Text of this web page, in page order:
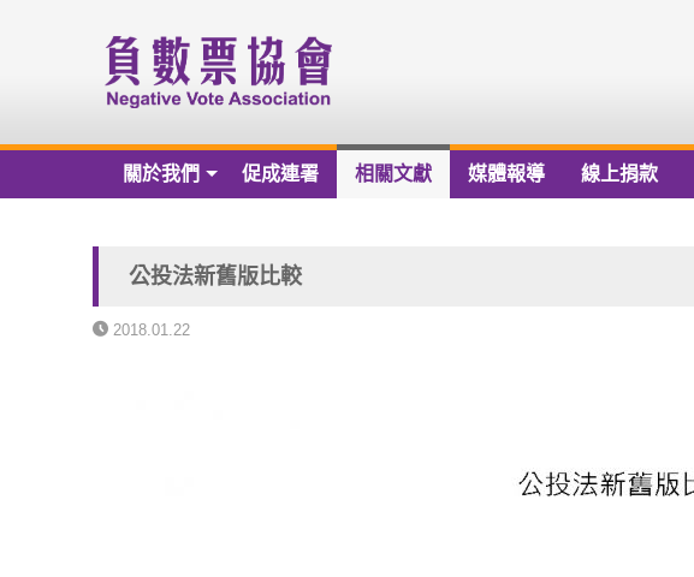
關於我們
負數票協會章程草案
負數票協會會員名冊
促成連署 相關文獻 媒體報導 線上捐款
公投法新舊版比較
2018.01.22